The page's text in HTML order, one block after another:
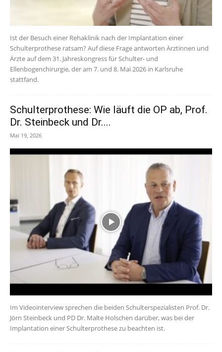
Ist der Besuch einer Rehaklinik nach der Implantation einer
Schulterprothese ratsam? Auf diese Frage antworten Ärztinnen und
Ärzte auf dem 31. Jahreskongress für Schulter- und
Ellenbogenchirurgie, der am 7. und 8. Mai 2026 in Karlsruhe
stattfand.
Schulterprothese: Wie läuft die OP ab, Prof.
Dr. Steinbeck und Dr....
Mai 19, 2026
Im Videointerview sprechen die beiden Schulterspezialisten Prof. Dr.
Jörn Steinbeck und PD Dr. Malte Holschen darüber, was bei der
Implantation einer Schulterprothese zu beachten ist.